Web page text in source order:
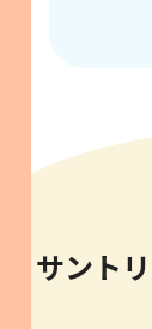
サント